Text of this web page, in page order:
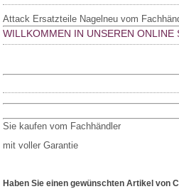
Attack Ersatzteile Nagelneu vom
WILLKOMMEN IN UNSEREN ONLINE
Sie kaufen vom Fachhändler
mit voller Garantie
Haben Sie einen gewünschten Artikel von